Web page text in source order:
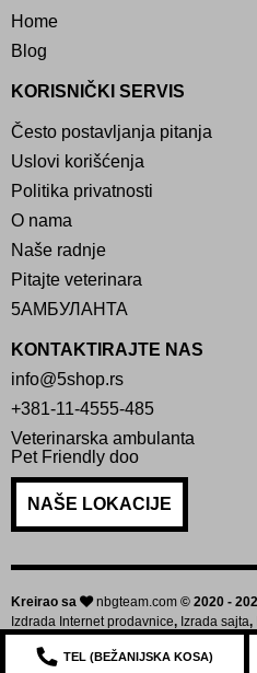
Home
Blog
KORISNIČKI SERVIS
Često postavljanja pitanja
Uslovi korišćenja
Politika privatnosti
O nama
Naše radnje
Pitajte veterinara
5АМБУЛАНТА
KONTAKTIRAJTE NAS
info@5shop.rs
+381-11-4555-485
Veterinarska ambulanta
Pet Friendly doo
NAŠE LOKACIJE
Kreirao sa nbgteam.com © 2020 -
Izdrada Internet prodavnice, Izrada sajta,
TEL (BEŽANIJSKA KOSA)